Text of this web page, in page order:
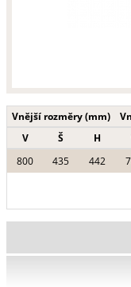
Vnější rozměry (mm)
V
Š H
800
435 442